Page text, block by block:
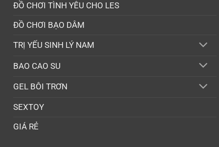
ĐỒ CHƠI TÌNH YÊU CHO LES
ĐỒ CHƠI BẠO DÂM
TRỊ YẾU SINH LÝ NAM
BAO CAO SU
GEL BÔI TRƠN
SEXTOY
GIÁ RẺ